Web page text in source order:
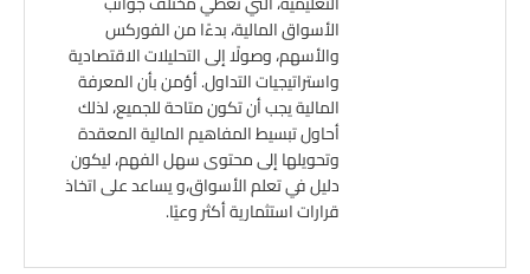
الأسواق المالية، بدءًا من الفوركس
والأسهم، وصولًا إلى التحليلات الاقتصادية
واستراتيجيات التداول. أؤمن بأن المعرفة
المالية يجب أن تكون متاحة للجميع، لذلك
أحاول تبسيط المفاهيم المالية المعقدة
وتحويلها إلى محتوى سهل الفهم، ليكون
دليل في تعلم الأسواق،و يساعد على اتخاذ
قرارات استثمارية أكثر وعيًا.